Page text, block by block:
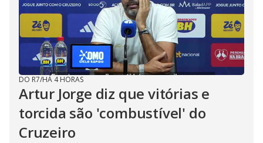
DO R7/HÁ 4 HORAS
Artur Jorge diz que vitórias e
torcida são 'combustível' do
Cruzeiro